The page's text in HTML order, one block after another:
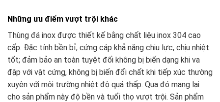
Những ưu điểm vượt trội khác
Thùng đá inox được thiết kế bằng chất liệu inox 304 cao
cấp. Đặc tính bền bỉ, cứng cáp khả năng chịu lực, chịu nhiệt
tốt; đảm bảo an toàn tuyệt đối không bị biến dạng khi va
đập với vật cứng, không bị biến đổi chất khi tiếp xúc thường
xuyên với môi trường nhiệt độ quá thấp. Qua đó mang lại
cho sản phẩm này độ bền và tuổi thọ vượt trội. Sản phẩm